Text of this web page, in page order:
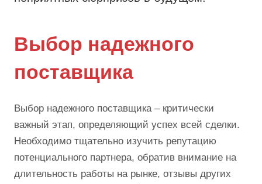
Выбор надежного
поставщика
Выбор надежного поставщика – критически
важный этап, определяющий успех всей сделки.
Необходимо тщательно изучить репутацию
потенциального партнера, обратив внимание на
длительность работы на рынке, отзывы других